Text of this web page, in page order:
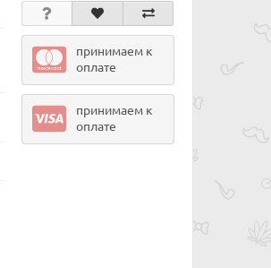
принимаем к
оплате
принимаем к
оплате